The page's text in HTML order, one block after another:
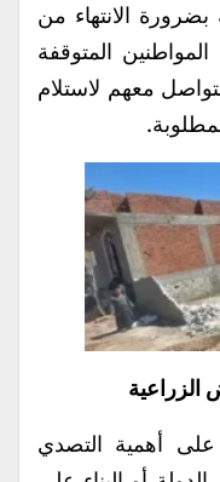
الانتهاء من
المتوقفة
معهم لاستلام
الزراعية
على أهمية التصدي